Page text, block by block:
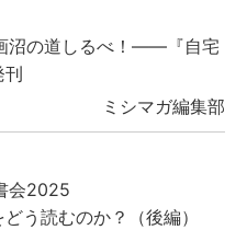
沼の道しるべ！――『自宅
ミシマガ編集部
会2025
う読むのか？（後編）